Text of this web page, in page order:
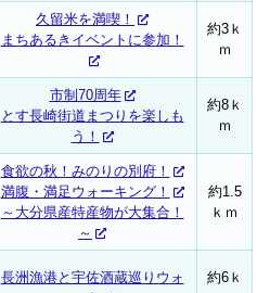
久留米を満喫！
まちあるきイベントに参加！
約3ｋ
ｍ
市制70周年
とす長崎街道まつりを楽しも
う！
約8ｋ
ｍ
食欲の秋！みのりの別府！
満腹・満足ウォーキング！
～大分県産特産物が大集合！
～
約1.5
ｋｍ
長洲漁港と宇佐酒蔵巡りウォ
約6ｋ